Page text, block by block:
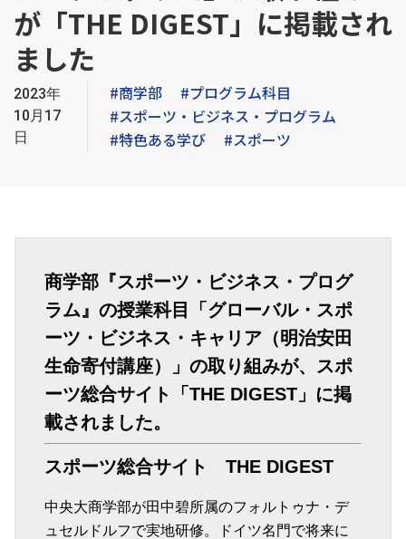
が「THE DIGEST」に掲載され
ました
2023年
10月17
日
#商学部
#プログラム科目
#スポーツ・ビジネス・プログラム
#特色ある学び
#スポーツ
商学部『スポーツ・ビジネス・プログ
ラム』の授業科目「グローバル・スポ
ーツ・ビジネス・キャリア（明治安田
生命寄付講座）」の取り組みが、スポ
ーツ総合サイト「THE DIGEST」に掲
載されました。
スポーツ総合サイト THE DIGEST
中央大商学部が田中碧所属のフォルトゥナ・デ
ュセルドルフで実地研修。ドイツ名門で将来に